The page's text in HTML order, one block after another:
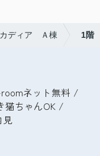
ディア Ａ棟 1階
ネット無料
猫ちゃんOK
見